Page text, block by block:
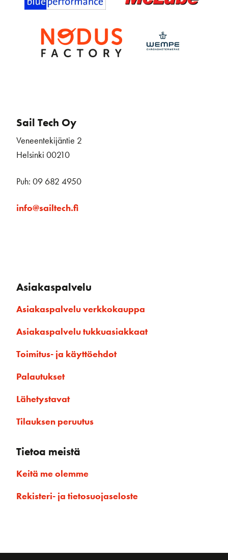
Sail Tech Oy
Veneentekijäntie 2
Helsinki 00210
Puh: 09 682 4950
info@sailtech.fi
Asiakaspalvelu
Asiakaspalvelu verkkokauppa
Asiakaspalvelu tukkuasiakkaat
Toimitus- ja käyttöehdot
Palautukset
Lähetystavat
Tilauksen peruutus
Tietoa meistä
Keitä me olemme
Rekisteri- ja tietosuojaseloste